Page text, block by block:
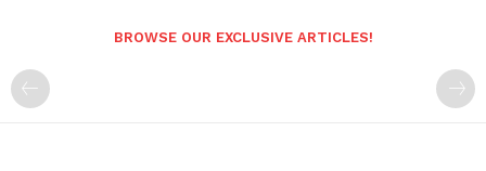
BROWSE OUR EXCLUSIVE ARTICLES!